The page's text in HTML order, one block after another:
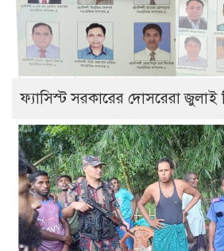
ফ্যাসিস্ট সরকারের দোসরেরা জুলাই